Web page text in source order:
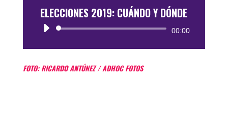
ELECCIONES 2019: CUÁNDO Y DÓNDE
Reproductor
00:00
FOTO: RICARDO ANTÚNEZ / ADHOC FOTOS